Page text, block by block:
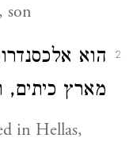
son
2
הוא
מארץ כיתים,
in Hellas,